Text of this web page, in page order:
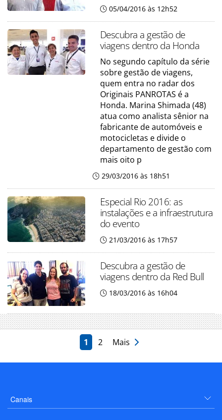
05/04/2016 às 12h52
Descubra a gestão de
viagens dentro da Honda
No segundo capítulo da série
sobre gestão de viagens,
quem entra no radar dos
Originais PANROTAS é a
Honda. Marina Shimada (48)
atua como analista sênior na
fabricante de automóveis e
motocicletas e divide o
departamento de gestão com
mais oito p
29/03/2016 às 18h51
Especial Rio 2016: as
instalações e a infraestrutura
do evento
21/03/2016 às 17h57
Descubra a gestão de
viagens dentro da Red Bull
18/03/2016 às 16h04
1 2 Mais
Canais